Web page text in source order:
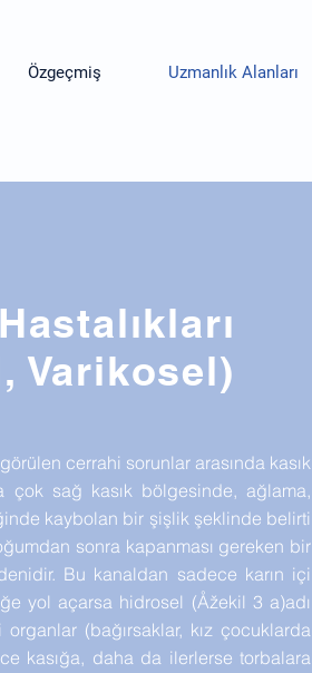
Özgeçmiş Uzmanlık Alanları
Varikosel)
cerrahi sorunlar arasında kasık
çok sağ kasık bölgesinde, ağlama,
kaybolan bir şişlik şeklinde belirti
sonra kapanması gereken bir
Bu kanaldan sadece karın içi
yol açarsa hidrosel (Åžekil 3 a)adı
(bağırsaklar, kız çocuklarda
kasığa, daha da ilerlerse torbalara